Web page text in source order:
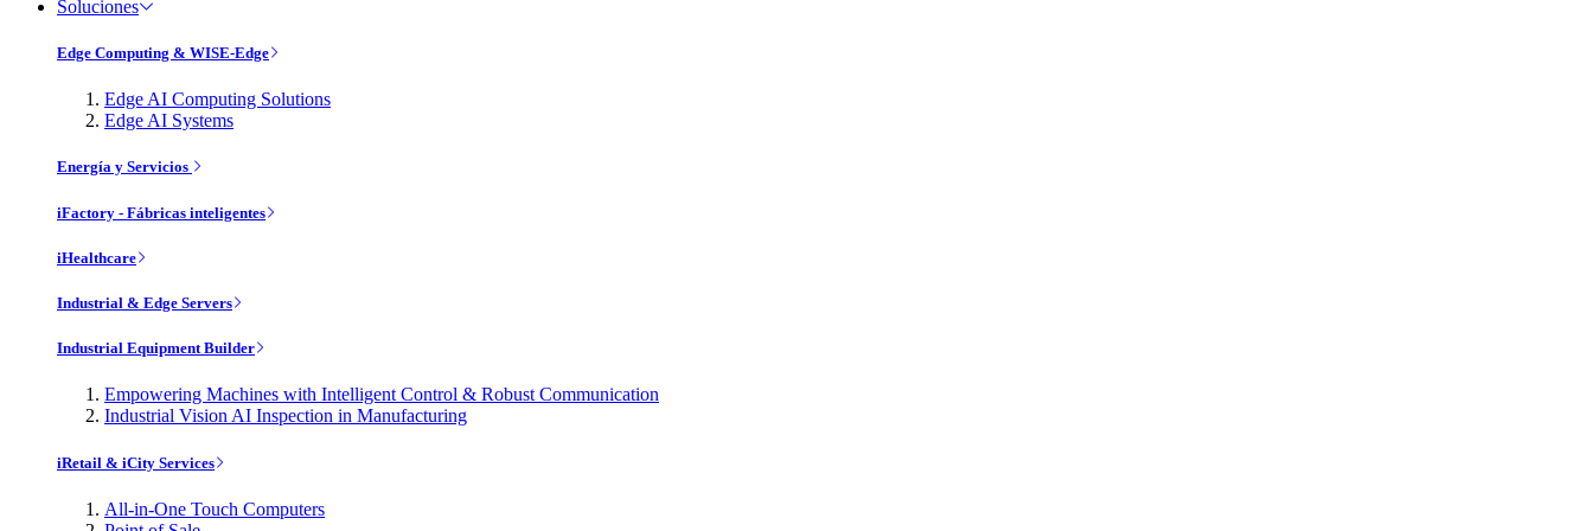
Soluciones
Edge Computing & WISE-Edge
Edge AI Computing Solutions
Edge AI Systems
Energía y Servicios
iFactory - Fábricas inteligentes
iHealthcare
Industrial & Edge Servers
Industrial Equipment Builder
Empowering Machines with Intelligent Control & Robust Communication
Industrial Vision AI Inspection in Manufacturing
iRetail & iCity Services
All-in-One Touch Computers